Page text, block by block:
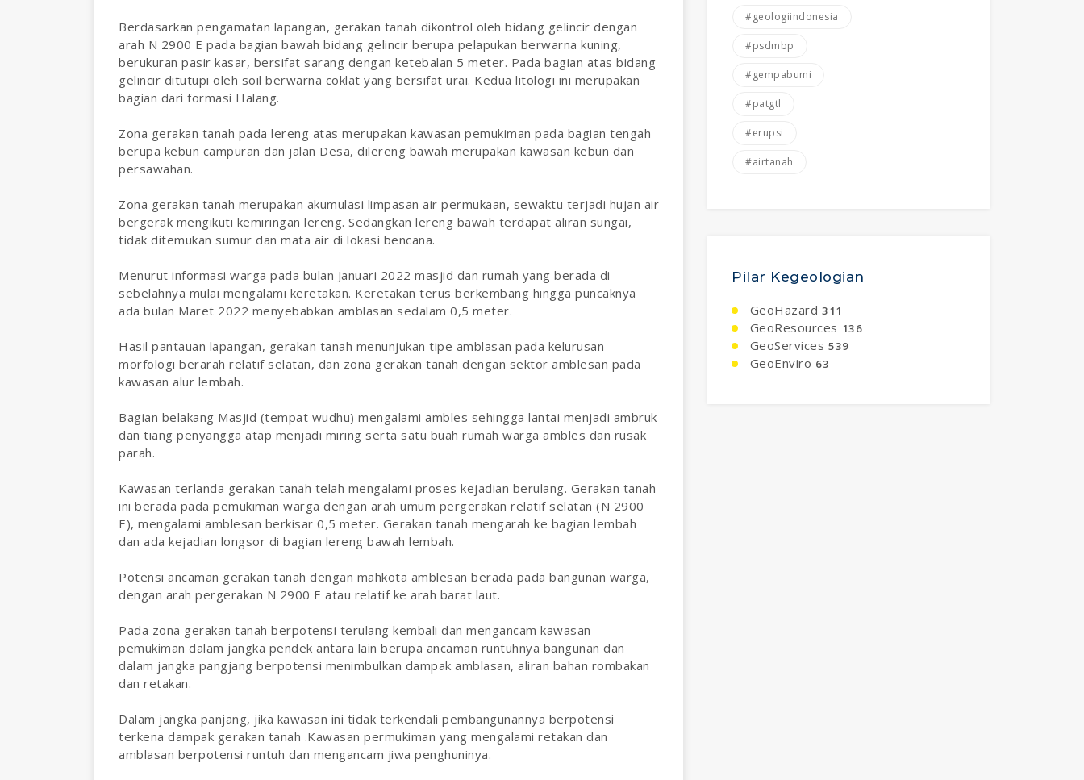
Berdasarkan pengamatan lapangan, gerakan tanah dikontrol oleh bidang gelincir dengan
arah N 2900 E pada bagian bawah bidang gelincir berupa pelapukan berwarna kuning,
berukuran pasir kasar, bersifat sarang dengan ketebalan 5 meter. Pada bagian atas bidang
gelincir ditutupi oleh soil berwarna coklat yang bersifat urai. Kedua litologi ini merupakan
bagian dari formasi Halang.
Zona gerakan tanah pada lereng atas merupakan kawasan pemukiman pada bagian tengah
berupa kebun campuran dan jalan Desa, dilereng bawah merupakan kawasan kebun dan
persawahan.
Zona gerakan tanah merupakan akumulasi limpasan air permukaan, sewaktu terjadi hujan air
bergerak mengikuti kemiringan lereng. Sedangkan lereng bawah terdapat aliran sungai,
tidak ditemukan sumur dan mata air di lokasi bencana.
Menurut informasi warga pada bulan Januari 2022 masjid dan rumah yang berada di
sebelahnya mulai mengalami keretakan. Keretakan terus berkembang hingga puncaknya
ada bulan Maret 2022 menyebabkan amblasan sedalam 0,5 meter.
Hasil pantauan lapangan, gerakan tanah menunjukan tipe amblasan pada kelurusan
morfologi berarah relatif selatan, dan zona gerakan tanah dengan sektor amblesan pada
kawasan alur lembah.
Bagian belakang Masjid (tempat wudhu) mengalami ambles sehingga lantai menjadi ambruk
dan tiang penyangga atap menjadi miring serta satu buah rumah warga ambles dan rusak
parah.
Kawasan terlanda gerakan tanah telah mengalami proses kejadian berulang. Gerakan tanah
ini berada pada pemukiman warga dengan arah umum pergerakan relatif selatan (N 2900
E), mengalami amblesan berkisar 0,5 meter. Gerakan tanah mengarah ke bagian lembah
dan ada kejadian longsor di bagian lereng bawah lembah.
Potensi ancaman gerakan tanah dengan mahkota amblesan berada pada bangunan warga,
dengan arah pergerakan N 2900 E atau relatif ke arah barat laut.
Pada zona gerakan tanah berpotensi terulang kembali dan mengancam kawasan
pemukiman dalam jangka pendek antara lain berupa ancaman runtuhnya bangunan dan
dalam jangka pangjang berpotensi menimbulkan dampak amblasan, aliran bahan rombakan
dan retakan.
Dalam jangka panjang, jika kawasan ini tidak terkendali pembangunannya berpotensi
terkena dampak gerakan tanah .Kawasan permukiman yang mengalami retakan dan
amblasan berpotensi runtuh dan mengancam jiwa penghuninya.
#geologiindonesia
#psdmbp
#gempabumi
#patgtl
#erupsi
#airtanah
Pilar Kegeologian
GeoHazard 311
GeoResources 136
GeoServices 539
GeoEnviro 63